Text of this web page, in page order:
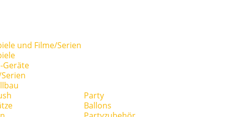
und Filme/Serien
Geräte
Party
Ballons